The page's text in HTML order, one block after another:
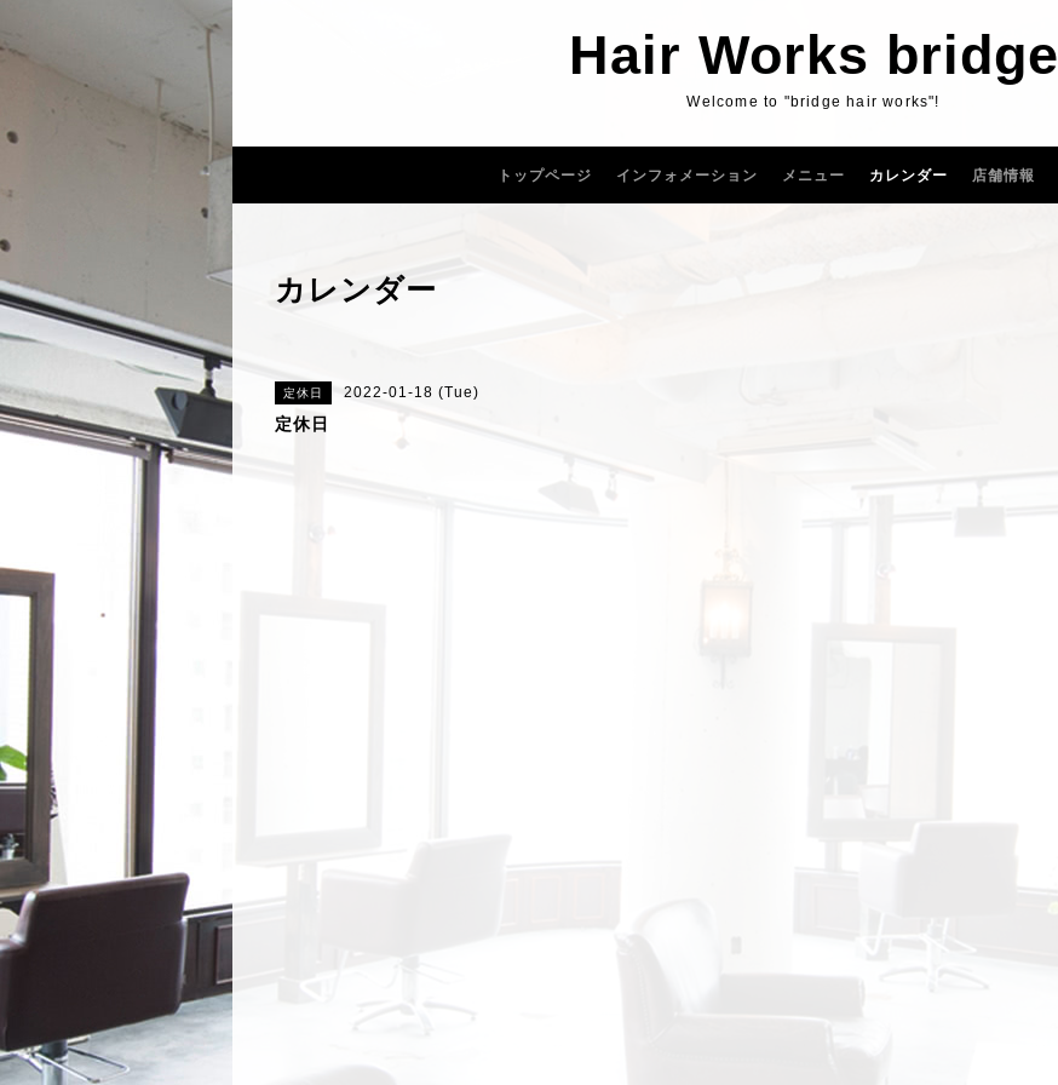
Hair Works bridge
Welcome to "bridge hair works"!
トップページ インフォメーション メニュー カレンダー 店舗情報
カレンダー
定休日 2022-01-18 (Tue)
定休日